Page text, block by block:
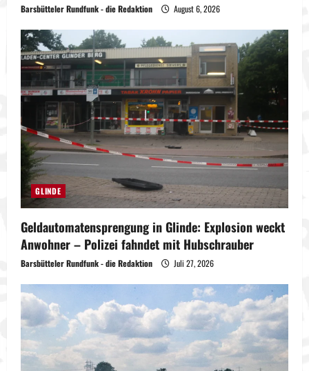
Barsbütteler Rundfunk - die Redaktion August 6, 2026
GLINDE
Geldautomatensprengung in Glinde: Explosion weckt
Anwohner – Polizei fahndet mit Hubschrauber
Barsbütteler Rundfunk - die Redaktion Juli 27, 2026